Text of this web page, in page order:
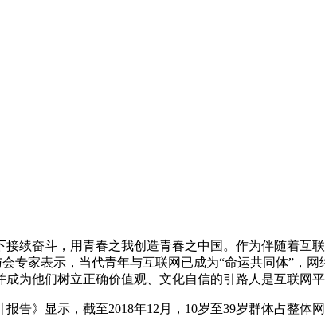
续奋斗，用青春之我创造青春之中国。作为伴随着
专家表示，当代青年与互联网已成为“命运共同体”，
为他们树立正确价值观、文化自信的引路人是互联网
告》显示，截至2018年12月，10岁至39岁群体占整体